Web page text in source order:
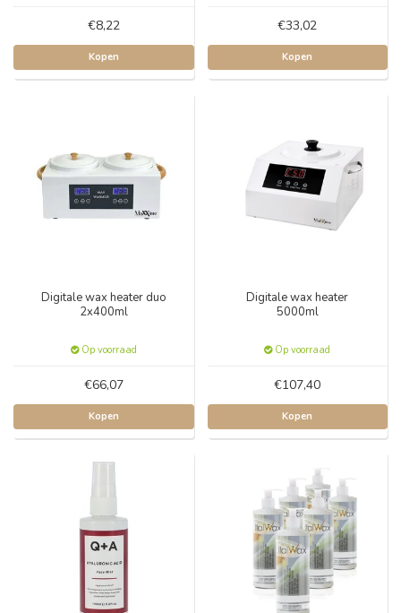
€8,22
Kopen
€33,02
Kopen
Digitale wax heater duo
2x400ml
Op voorraad
€66,07
Kopen
Digitale wax heater
5000ml
Op voorraad
€107,40
Kopen